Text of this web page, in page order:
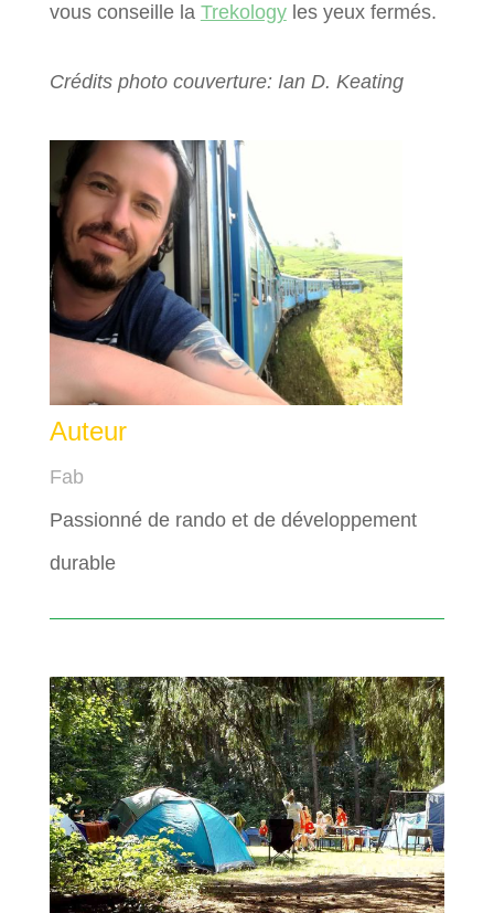
vous conseille la Trekologyles yeux fermés.
Crédits photo couverture: Ian D. Keating
Auteur
Fab
Passionné de rando et de développement
durable